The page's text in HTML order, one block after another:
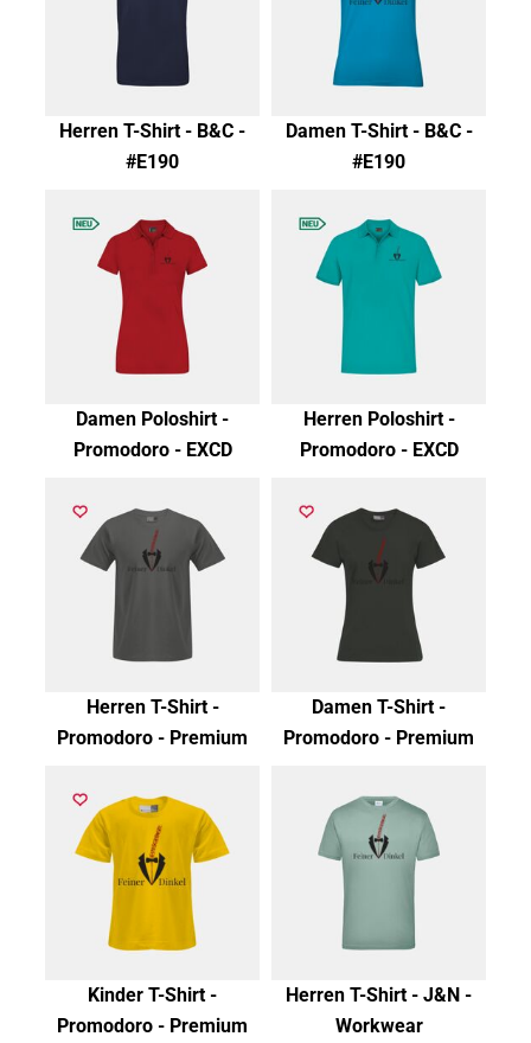
Herren T-Shirt - B&C -
#E190
Damen T-Shirt - B&C -
#E190
Damen Poloshirt -
Promodoro - EXCD
Herren Poloshirt -
Promodoro - EXCD
Herren T-Shirt -
Promodoro - Premium
Damen T-Shirt -
Promodoro - Premium
Kinder T-Shirt -
Promodoro - Premium
Herren T-Shirt - J&N -
Workwear